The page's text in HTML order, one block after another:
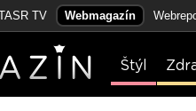
TV Webmagazín
Štýl